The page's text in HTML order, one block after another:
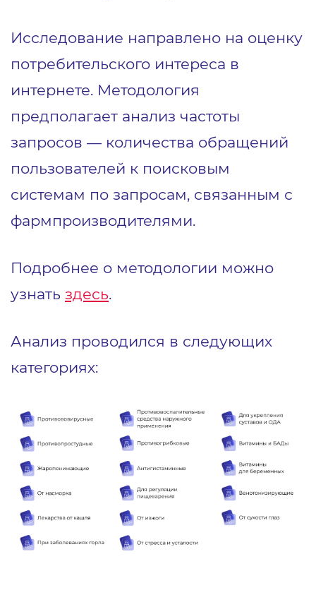
Исследование направлено на оценку
потребительского интереса в
интернете. Методология
предполагает анализ частоты
запросов — количества обращений
пользователей к поисковым
системам по запросам, связанным с
фармпроизводителями.
Подробнее о методологии можно
узнать здесь.
Анализ проводился в следующих
категориях: